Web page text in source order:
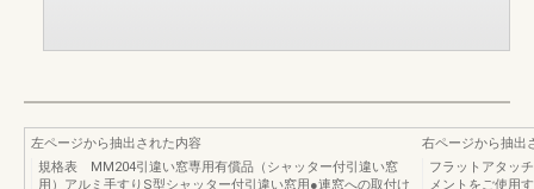
左ページから抽出された内容
規格表 MM204引違い窓専用有償品（シャッター付引違い窓
用）アルミ手すりS型シャッター付引違い窓用●連窓への取付け
右ページから抽出
フラットアタッ
メントをご使用